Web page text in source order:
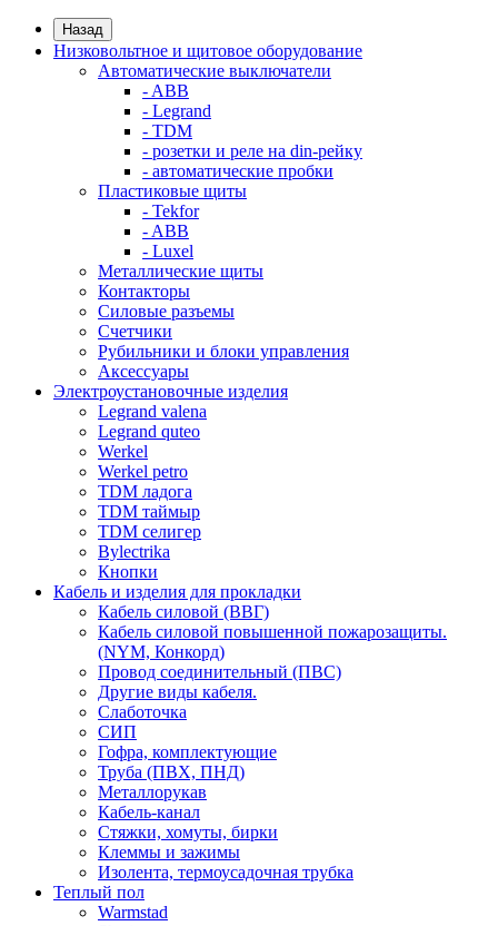
Назад
Низковольтное и щитовое оборудование
Автоматические выключатели
- ABB
- Legrand
- TDM
- розетки и реле на din-рейку
- автоматические пробки
Пластиковые щиты
- Tekfor
- ABB
- Luxel
Металлические щиты
Контакторы
Силовые разъемы
Счетчики
Рубильники и блоки управления
Аксессуары
Электроустановочные изделия
Legrand valena
Legrand quteo
Werkel
Werkel petro
TDM ладога
TDM таймыр
TDM селигер
Bylectrika
Кнопки
Кабель и изделия для прокладки
Кабель силовой (ВВГ)
Кабель силовой повышенной пожарозащиты.
(NYM, Конкорд)
Провод соединительный (ПВС)
Другие виды кабеля.
Слаботочка
СИП
Гофра, комплектующие
Труба (ПВХ, ПНД)
Металлорукав
Кабель-канал
Стяжки, хомуты, бирки
Клеммы и зажимы
Изолента, термоусадочная трубка
Теплый пол
Warmstad